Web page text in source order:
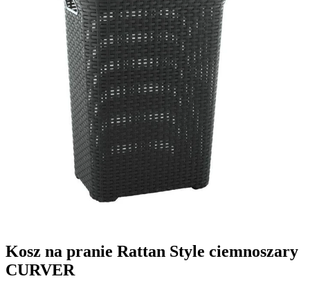
Kosz na pranie Rattan Style ciemnoszary
CURVER